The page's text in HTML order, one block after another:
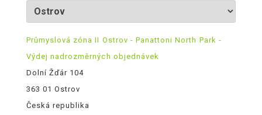
Průmyslová zóna II Ostrov - Panattoni North Park -
Výdej nadrozměrných objednávek
Dolní Žďár 104
363 01 Ostrov
Česká republika